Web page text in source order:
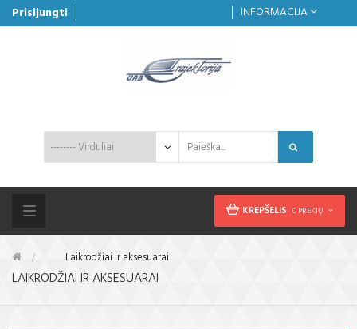
Prisijungti INFORMACIJA
KREPŠELIS 0 PREKIŲ
Toggle
navigation
&gt; Laikrodžiai ir aksesuarai
LAIKRODŽIAI IR AKSESUARAI